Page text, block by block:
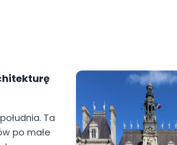
Ta
po małe